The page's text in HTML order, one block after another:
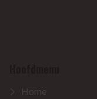
Home